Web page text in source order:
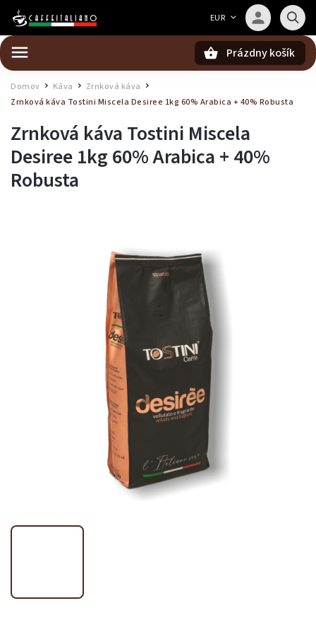
EUR
Prázdny košík
Domov Káva Zrnková káva
Zrnková káva Tostini Miscela Desiree 1kg 60% Arabica + 40% Robusta
Zrnková káva Tostini Miscela
Desiree 1kg 60% Arabica + 40%
Robusta
Barista — poradca Caffeitaliano